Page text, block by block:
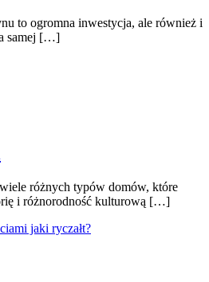
to ogromna inwestycja, ale również i
samej […]
różnych typów domów, które
i różnorodność kulturową […]